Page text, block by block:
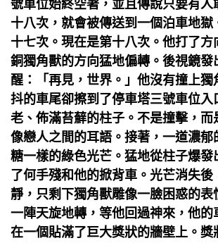
號車位始終空著，並且傳說只要有人
十八次，就會被傳送到一個泊車地獄
十七次。現在是第十八次。他打了方
銅獨角獸的方向猛地偏轉。後視鏡發
醒：「再見，世界。」他沒有撞上獨
抖的車尾卻擦到了停車塔三號車位入
老、佈滿苔蘚的柱子。不是撞擊，而
像戀人之間的耳語。接著，一道濃郁
糖一樣的綠色光芒。猛地從柱子爆發
了何手殘和他的掀背車。光芒消失後
靜，只剩下獨角獸雕像一臉困惑的表
一陣天旋地轉，等他回過神來，他的
在一個貼滿了巨大獎狀的牆壁上。獎